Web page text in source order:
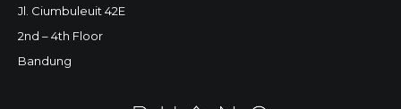
Jl. Ciumbuleuit 42E
2nd – 4th Floor
Bandung